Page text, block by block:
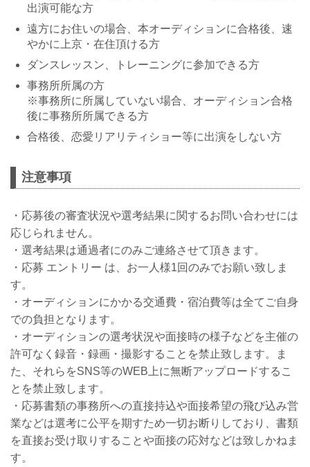
出演可能な方
遠方にお住いの場合、本オーディションに合格後、速
やかに上京・在住頂ける方
ダンスレッスン、トレーニングに参加できる方
事務所所属の方
※事務所に所属していない場合、オーディション合格
後に事務所所属できる方
合格後、恋愛リアリティショー等に出演をしない方
注意事項
・応募後の審査状況や選考結果に関するお問い合わせには
応じられません。
・選考結果は通過者にのみご連絡させて頂きます。
・応募 エントリー は、お一人様1回のみでお願い致しま
す。
・オーディションにかかる交通費・宿泊費等は全てご自身
での負担となります。
・オーディションの選考状況や面接時の様子などを主催の
許可なく録音・録画・撮影することを禁止致します。ま
た、それらをSNS等のWEB上に無断アップロードするこ
とを禁止致します。
・応募書類の事務所への直接持込や面接希望の飛び込み営
業などは選考に公平を期すため一切お断りしており、書類
を直接お受け取りすることや面接の応対などは致しかねま
す。